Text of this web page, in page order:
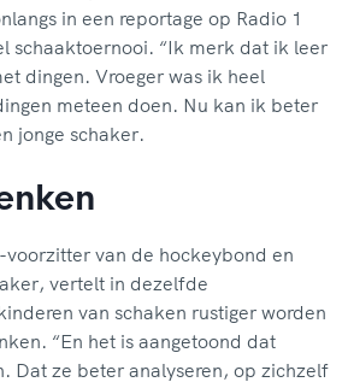
in een reportage op Radio 1
schaaktoernooi. “Ik merk dat ik leer
dingen. Vroeger was ik heel
meteen doen. Nu kan ik beter
jonge schaker.
van de hockeybond en
vertelt in dezelfde
van schaken rustiger worden
“En het is aangetoond dat
Dat ze beter analyseren, op zichzelf